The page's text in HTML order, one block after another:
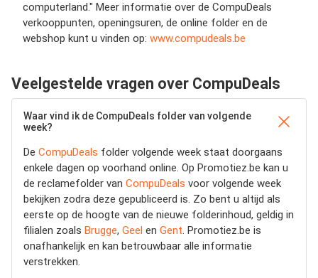
computerland." Meer informatie over de CompuDeals
verkooppunten, openingsuren, de online folder en de
webshop kunt u vinden op: www.compudeals.be
Veelgestelde vragen over CompuDeals
Waar vind ik de CompuDeals folder van volgende
week?
De CompuDeals folder volgende week staat doorgaans
enkele dagen op voorhand online. Op Promotiez.be kan u
de reclamefolder van CompuDeals voor volgende week
bekijken zodra deze gepubliceerd is. Zo bent u altijd als
eerste op de hoogte van de nieuwe folderinhoud, geldig in
filialen zoals Brugge, Geel en Gent. Promotiez.be is
onafhankelijk en kan betrouwbaar alle informatie
verstrekken.